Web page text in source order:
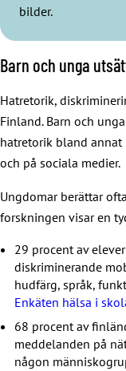
bilder.
Barn och unga
Hatretorik,
Finland. Barn och
hatretorik bland
och på sociala medier.
Ungdomar berättar
forskningen visar en
29 procent av
diskriminerande
hudfärg, språk,
Enkäten hälsa i
68 procent av
meddelanden på
någon